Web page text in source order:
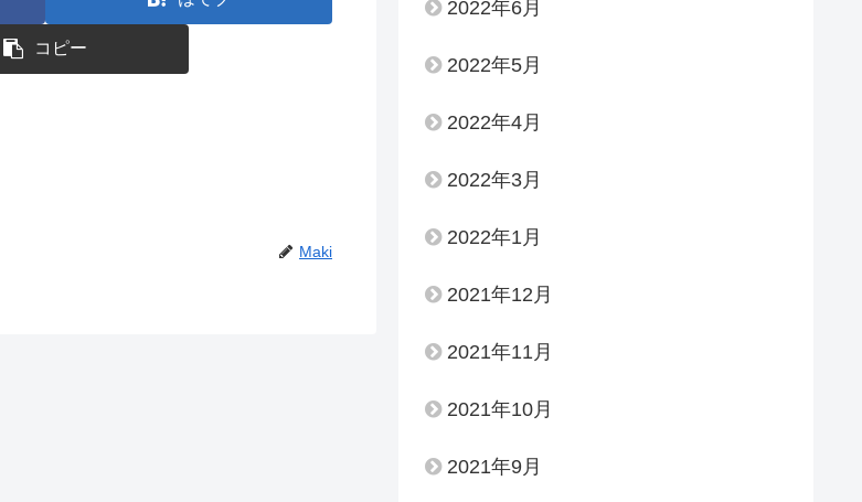
コピー
Maki
2022年6月
2022年5月
2022年4月
2022年3月
2022年1月
2021年12月
2021年11月
2021年10月
2021年9月